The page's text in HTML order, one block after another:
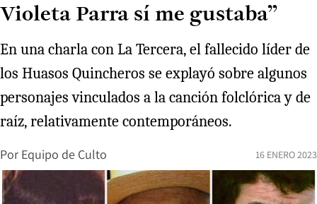
Violeta Parra sí me gustaba”
En una charla con La Tercera, el fallecido líder de
los Huasos Quincheros se explayó sobre algunos
personajes vinculados a la canción folclórica y de
raíz, relativamente contemporáneos.
Por Equipo de Culto 16 ENERO 2023